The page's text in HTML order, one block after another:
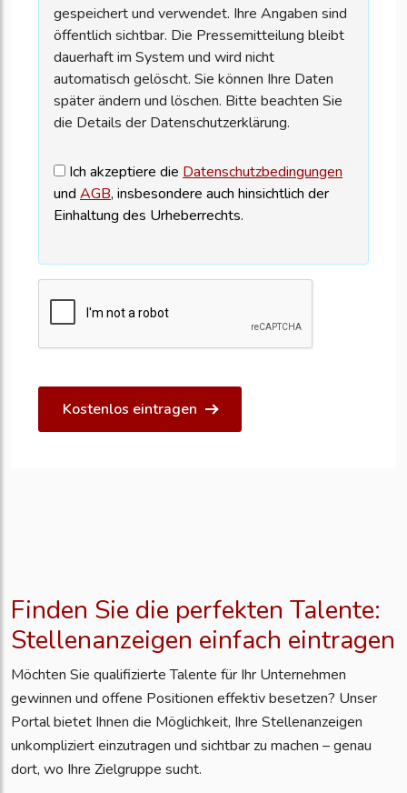
gespeichert und verwendet. Ihre Angaben sind
öffentlich sichtbar. Die Pressemitteilung bleibt
dauerhaft im System und wird nicht
automatisch gelöscht. Sie können Ihre Daten
später ändern und löschen. Bitte beachten Sie
die Details der Datenschutzerklärung.
Ich akzeptiere die Datenschutzbedingungen
und AGB, insbesondere auch hinsichtlich der
Einhaltung des Urheberrechts.
Kostenlos eintragen
Finden Sie die perfekten Talente:
Stellenanzeigen einfach eintragen
Möchten Sie qualifizierte Talente für Ihr Unternehmen
gewinnen und offene Positionen effektiv besetzen? Unser
Portal bietet Ihnen die Möglichkeit, Ihre Stellenanzeigen
unkompliziert einzutragen und sichtbar zu machen – genau
dort, wo Ihre Zielgruppe sucht.